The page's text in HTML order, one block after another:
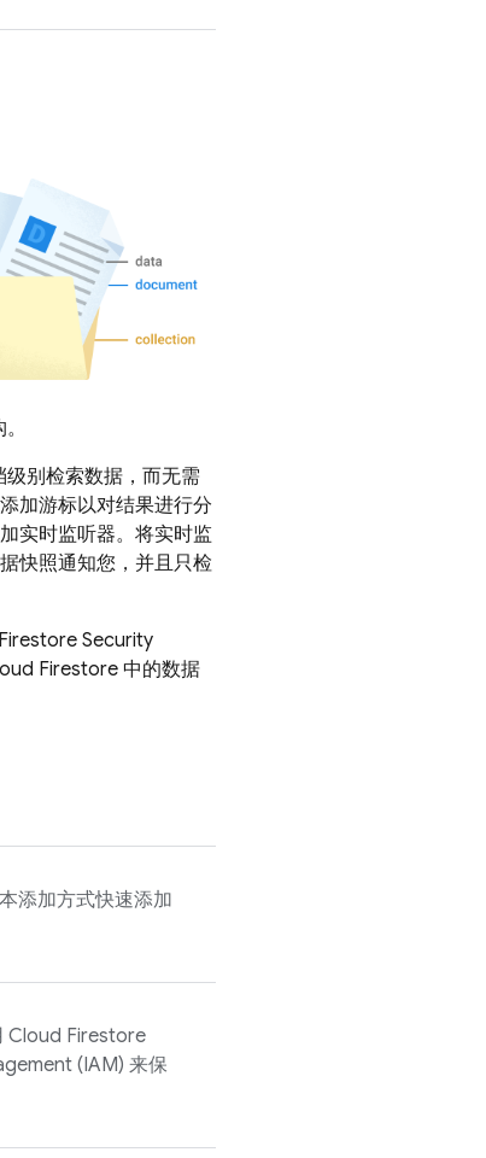
别检索数据，而无需
加游标以对结果进行分
实时监听器。将实时监
快照通知您，并且只检
Security
Firestore中的数据
添加方式快速添加
Cloud Firestore
(IAM) 来保